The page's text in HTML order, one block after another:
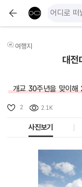
여행지
대전
개교 30주년을 맞이해
2 2.1K
사진보기